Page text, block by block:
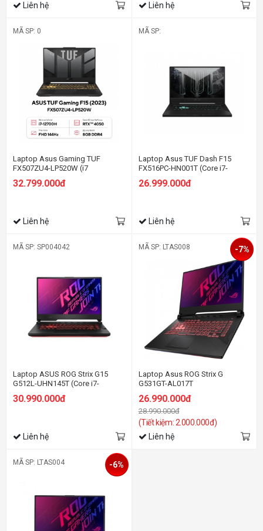
Liên hệ Liên hệ
MÃ SP: 0
Laptop Asus Gaming TUF
FX507ZU4-LP520W (i7
SSD/15.6 FHD 144hz/RTX 4050
32.799.000đ
Liên hệ
MÃ SP:
Laptop Asus TUF Dash F15
FX516PC-HN001T (Core i7-
4GB | 15.6 inch FHD | Win 10 |
26.999.000đ
Liên hệ
MÃ SP: SP004042
Laptop ASUS ROG Strix G15
G512L-UHN145T (Core i7-
10750H/8GB RAM/512GB
SSD/15.6 inch FHD 144Hz/GTX
30.990.000đ
Liên hệ
MÃ SP: LTAS008
Laptop Asus ROG Strix G
G531GT-AL017T
26.990.000đ
28.990.000đ
(Tiết kiệm: 2.000.000đ)
-7%
Liên hệ
MÃ SP: LTAS004 -6%